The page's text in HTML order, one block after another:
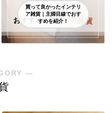
買って良かったインテリ
ア雑貨｜主婦目線でおす
すめを紹介！
―